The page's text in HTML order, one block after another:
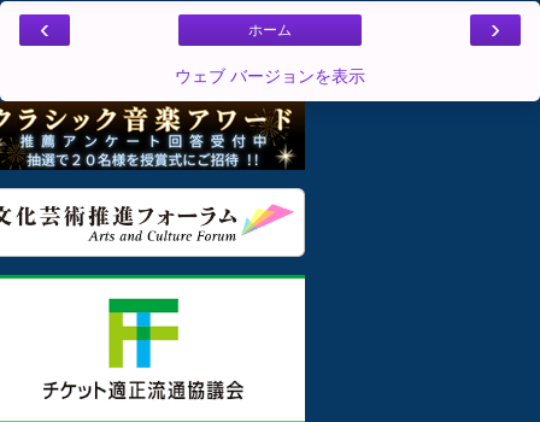
‹ ›
ホーム
ウェブ バージョンを表示